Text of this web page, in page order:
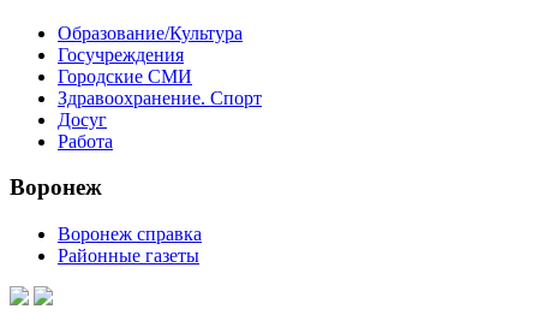
Образование/Культура
Госучреждения
Городские СМИ
Здравоохранение. Спорт
Досуг
Работа
Воронеж
Воронеж справка
Районные газеты